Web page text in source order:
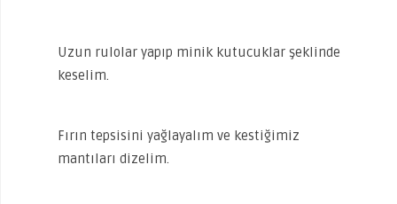
Uzun rulolar yapıp minik kutucuklar şeklinde
keselim.
Fırın tepsisini yağlayalım ve kestiğimiz
mantıları dizelim.